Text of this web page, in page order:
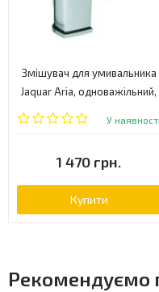
Змішувач для умивальника
Jaquar Aria, одноважільний,
хром (ARI-CHR-39051B)
У наявності
1 470 грн.
Купити
Рекомендуємо